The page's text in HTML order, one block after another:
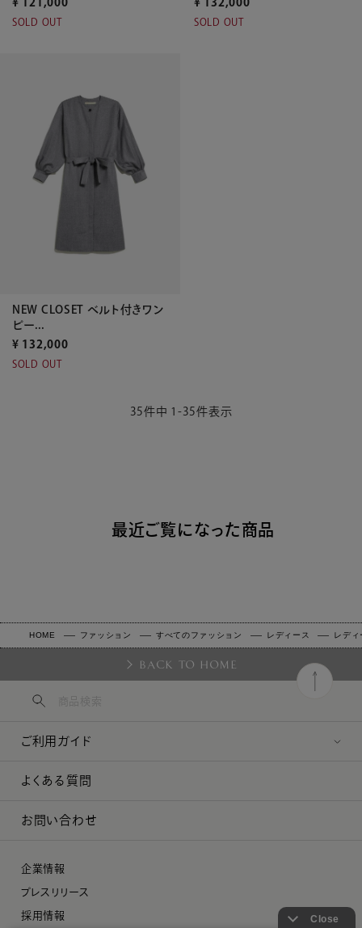
¥ 121,000
SOLD OUT
¥ 132,000
SOLD OUT
NEW CLOSET ベルト付きワン
ピー...
¥ 132,000
SOLD OUT
35件中 1 -35件表示
最近ご覧になった商品
HOME ファッション すべてのファッション レディース レディ
BACK TO HOME
ご利用ガイド
よくある質問
お問い合わせ
企業情報
プレスリリース
採用情報